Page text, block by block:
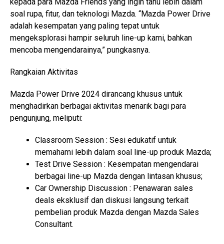
soal rupa, fitur, dan teknologi Mazda. “Mazda Power Drive
adalah kesempatan yang paling tepat untuk
mengeksplorasi hampir seluruh line-up kami, bahkan
mencoba mengendarainya,” pungkasnya.
Rangkaian Aktivitas
Mazda Power Drive 2024 dirancang khusus untuk
menghadirkan berbagai aktivitas menarik bagi para
pengunjung, meliputi:
Classroom Session : Sesi edukatif untuk
memahami lebih dalam soal line-up produk Mazda;
Test Drive Session : Kesempatan mengendarai
berbagai line-up Mazda dengan lintasan khusus;
Car Ownership Discussion : Penawaran sales
deals eksklusif dan diskusi langsung terkait
pembelian produk Mazda dengan Mazda Sales
Consultant.